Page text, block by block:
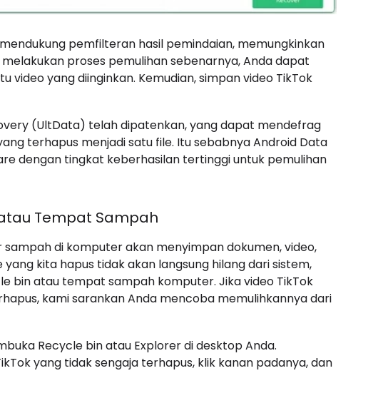
pemfilteran hasil pemindaian, memungkinkan
proses pemulihan sebenarnya, Anda dapat
yang diinginkan. Kemudian, simpan video TikTok
(UltData) telah dipatenkan, yang dapat mendefrag
terhapus menjadi satu file. Itu sebabnya Android Data
dengan tingkat keberhasilan tertinggi untuk pemulihan
Tempat Sampah
di komputer akan menyimpan dokumen, video,
kita hapus tidak akan langsung hilang dari sistem,
bin atau tempat sampah komputer. Jika video TikTok
kami sarankan Anda mencoba memulihkannya dari
Recycle bin atau Explorer di desktop Anda.
yang tidak sengaja terhapus, klik kanan padanya, dan